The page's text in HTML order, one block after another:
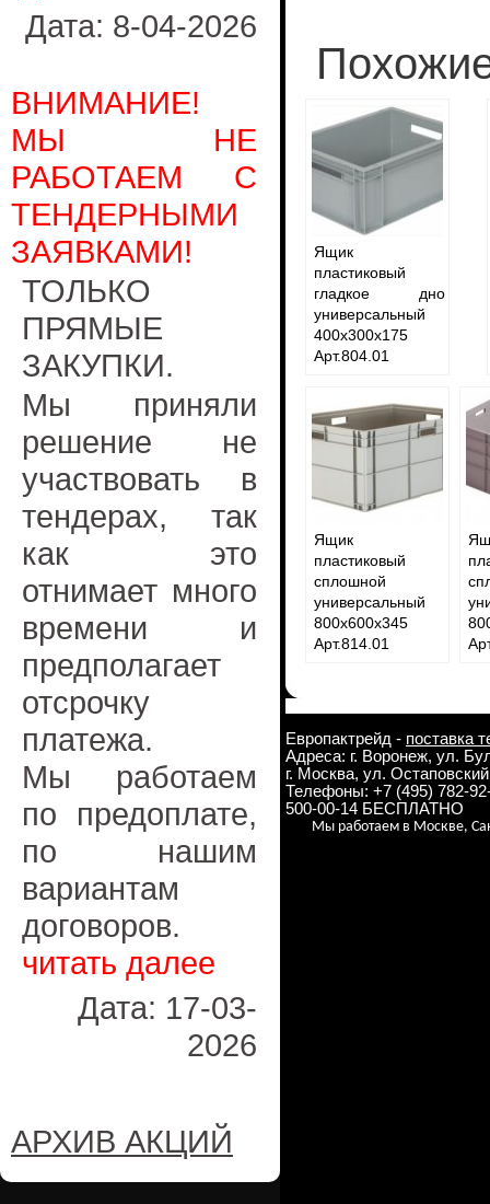
Дата: 8-04-2026
ВНИМАНИЕ!
МЫ НЕ
РАБОТАЕМ С
ТЕНДЕРНЫМИ
ЗАЯВКАМИ!
ТОЛЬКО
ПРЯМЫЕ
ЗАКУПКИ.
Мы приняли
решение не
участвовать в
тендерах, так
как это
отнимает много
времени и
предполагает
отсрочку
платежа.
Мы работаем
по предоплате,
по нашим
вариантам
договоров.
читать далее
Дата: 17-03-
2026
АРХИВ АКЦИЙ
Ящик
пластиковый
гладкое дно
универсальный
400х300х175
Арт.804.01
Ящик
пластиковый
сплошной
универсальный
800х600х345
Арт.814.01
Европактрейд - поставка
Адреса: г. Воронеж, ул.
г. Москва, ул.
Телефоны: +7 (495) 782-
500-00-14 БЕСПЛАТНО
Мы работаем в Москве,